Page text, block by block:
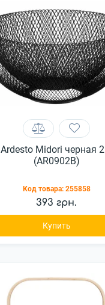
Midori черная
(AR0902B)
Код товара: 255858
393 грн.
Купить